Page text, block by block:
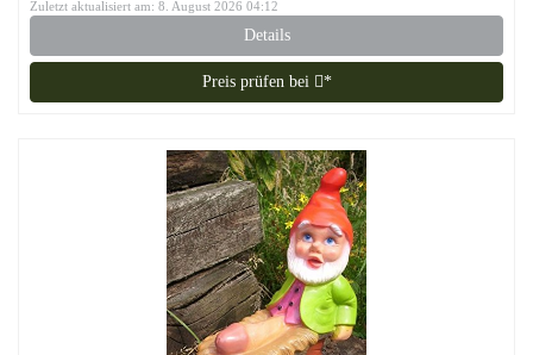
Zuletzt aktualisiert am: 8. August 2026 04:12
Details
Preis prüfen bei *